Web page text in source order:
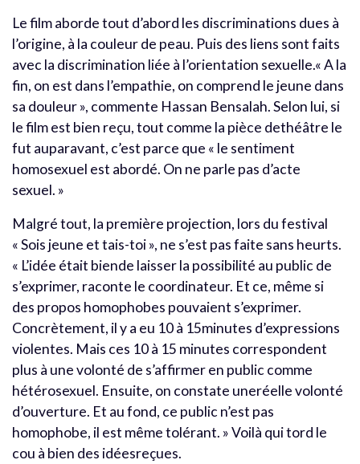
Le film aborde tout d’abord les discriminations dues à
l’origine, à la couleur de peau. Puis des liens sont faits
avec la discrimination liée à l’orientation sexuelle.« A la
fin, on est dans l’empathie, on comprend le jeune dans
sa douleur », commente Hassan Bensalah. Selon lui, si
le film est bien reçu, tout comme la pièce dethéâtre le
fut auparavant, c’est parce que « le sentiment
homosexuel est abordé. On ne parle pas d’acte
sexuel. »
Malgré tout, la première projection, lors du festival
« Sois jeune et tais-toi », ne s’est pas faite sans heurts.
« L’idée était biende laisser la possibilité au public de
s’exprimer, raconte le coordinateur. Et ce, même si
des propos homophobes pouvaient s’exprimer.
Concrètement, il y a eu 10 à 15minutes d’expressions
violentes. Mais ces 10 à 15 minutes correspondent
plus à une volonté de s’affirmer en public comme
hétérosexuel. Ensuite, on constate uneréelle volonté
d’ouverture. Et au fond, ce public n’est pas
homophobe, il est même tolérant. » Voilà qui tord le
cou à bien des idéesreçues.